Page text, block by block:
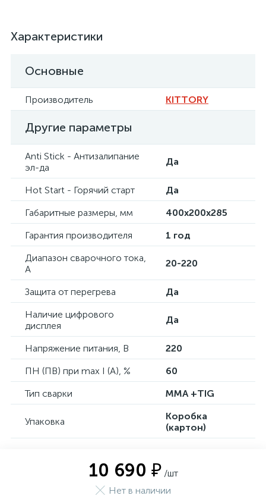
Характеристики
Основные
Производитель KITTORY
Другие параметры
Anti Stick - Антизалипание
эл-да
Да
Hot Start - Горячий старт
Да
Габаритные размеры, мм
400х200х285
Гарантия производителя
1 год
Диапазон сварочного тока,
А
20-220
Защита от перегрева
Да
Наличие цифрового
дисплея
Да
Напряжение питания, В
220
ПН (ПВ) при max I (A), %
60
Тип сварки
MMA +TIG
Упаковка
Коробка
(картон)
10 690 ₽ /шт
Нет в наличии